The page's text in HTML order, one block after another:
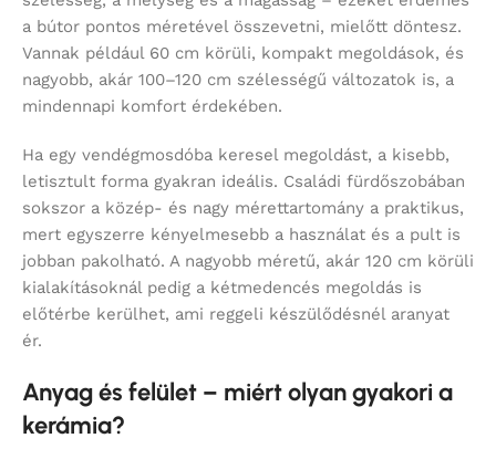
a bútor pontos méretével összevetni, mielőtt döntesz.
Vannak például 60 cm körüli, kompakt megoldások, és
nagyobb, akár 100–120 cm szélességű változatok is, a
mindennapi komfort érdekében.
Ha egy vendégmosdóba keresel megoldást, a kisebb,
letisztult forma gyakran ideális. Családi fürdőszobában
sokszor a közép- és nagy mérettartomány a praktikus,
mert egyszerre kényelmesebb a használat és a pult is
jobban pakolható. A nagyobb méretű, akár 120 cm körüli
kialakításoknál pedig a kétmedencés megoldás is
előtérbe kerülhet, ami reggeli készülődésnél aranyat
ér.
Anyag és felület – miért olyan gyakori a
kerámia?